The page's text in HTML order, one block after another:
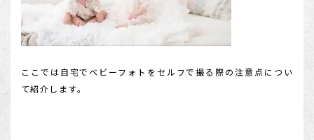
ここでは自宅でベビーフォトをセルフで撮る際の注意点につい
て紹介します。